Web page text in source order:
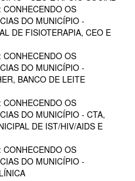
CONHECENDO OS
DO MUNICÍPIO -
DE FISIOTERAPIA, CEO E
CONHECENDO OS
DO MUNICÍPIO -
BANCO DE LEITE
CONHECENDO OS
DO MUNICÍPIO - CTA,
DE IST/HIV/AIDS E
CONHECENDO OS
DO MUNICÍPIO -